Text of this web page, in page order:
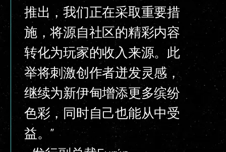
推出，我们正在采取重要措
施，将源自社区的精彩内容
转化为玩家的收入来源。此
举将刺激创作者迸发灵感，
继续为新伊甸增添更多缤纷
色彩，同时自己也能从中受
益。”